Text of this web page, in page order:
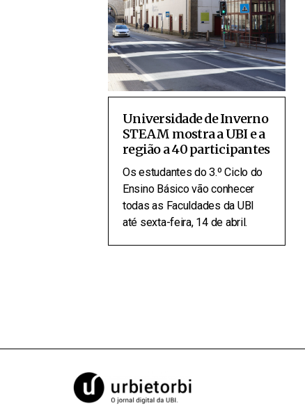
Universidade de Inverno
STEAM mostra a UBI e a
região a 40 participantes
Os estudantes do 3.º Ciclo do
Ensino Básico vão conhecer
todas as Faculdades da UBI
até sexta-feira, 14 de abril.